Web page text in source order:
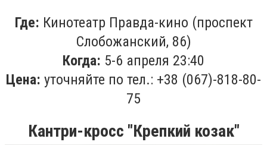
Где: Кинотеатр Правда-кино (проспект
Слобожанский, 86)
Когда: 5-6 апреля 23:40
Цена: уточняйте по тел.: +38 (067)-818-80-
75
Кантри-кросс "Крепкий козак"